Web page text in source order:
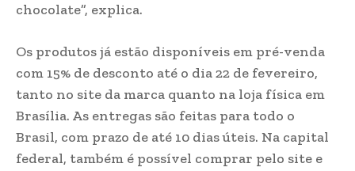
chocolate”, explica.
Os produtos já estão disponíveis em pré-venda
com 15% de desconto até o dia 22 de fevereiro,
tanto no site da marca quanto na loja física em
Brasília. As entregas são feitas para todo o
Brasil, com prazo de até 10 dias úteis. Na capital
federal, também é possível comprar pelo site e